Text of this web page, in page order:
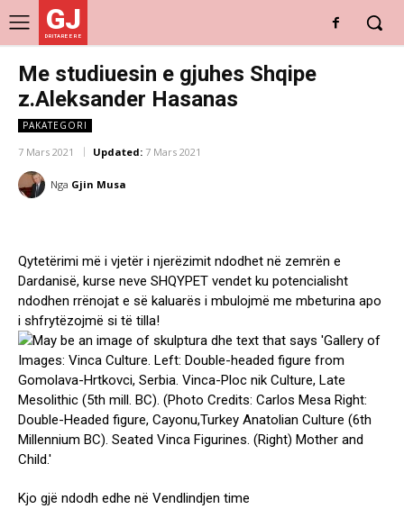
GJ
DRITARE E RE
Me studiuesin e gjuhes Shqipe
z.Aleksander Hasanas
PAKATEGORI
7 Mars 2021 Updated: 7 Mars 2021
Nga Gjin Musa
Qytetërimi më i vjetër i njerëzimit ndodhet në zemrën e
Dardanisë, kurse neve SHQYPET vendet ku potencialisht
ndodhen rrënojat e së kaluarës i mbulojmë me mbeturina apo
i shfrytëzojmë si të tilla!
Kjo gjë ndodh edhe në Vendlindjen time